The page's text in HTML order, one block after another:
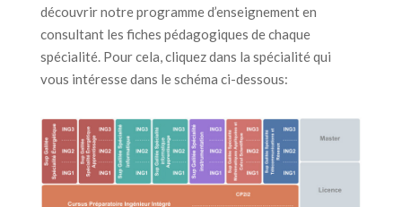
découvrir notre programme d’enseignement en
consultant les fiches pédagogiques de chaque
spécialité. Pour cela, cliquez dans la spécialité qui
vous intéresse dans le schéma ci-dessous: